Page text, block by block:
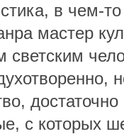
в чем-
мастер
светским
с которых